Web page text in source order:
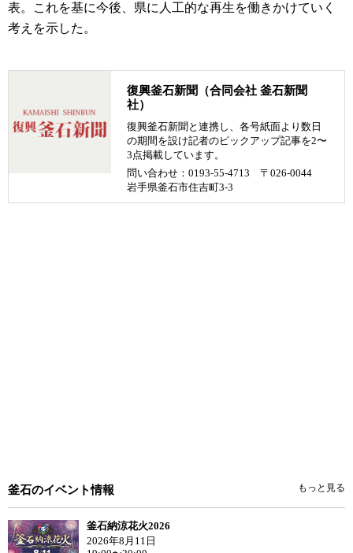
表。これを基に今後、県に人工的な再生を働きかけていく
考えを示した。
復興釜石新聞（合同会社 釜石新聞
社）
復興釜石新聞と連携し、各号紙面より数日
の期間を設け記者のピックアップ記事を2〜
3点掲載しています。
問い合わせ：0193-55-4713 〒026-0044
岩手県釜石市住吉町3-3
釜石のイベント情報 もっと見る
釜石納涼花火2026
2026年8月11日